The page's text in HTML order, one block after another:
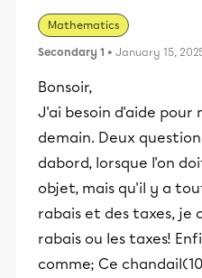
Mathematics
Secondary 1 • January 15,
Bonsoir,
J'ai besoin d'aide pour
demain. Deux
dabord, lorsque l'on
objet, mais qu'il y a
rabais et des taxes, je
rabais ou les taxes!
comme; Ce